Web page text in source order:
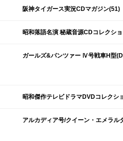
阪神タイガース実況CDマガジン(51)
昭和落語名演 秘蔵音源CDコレクシ
昭和傑作テレビドラマDVDコレクシ